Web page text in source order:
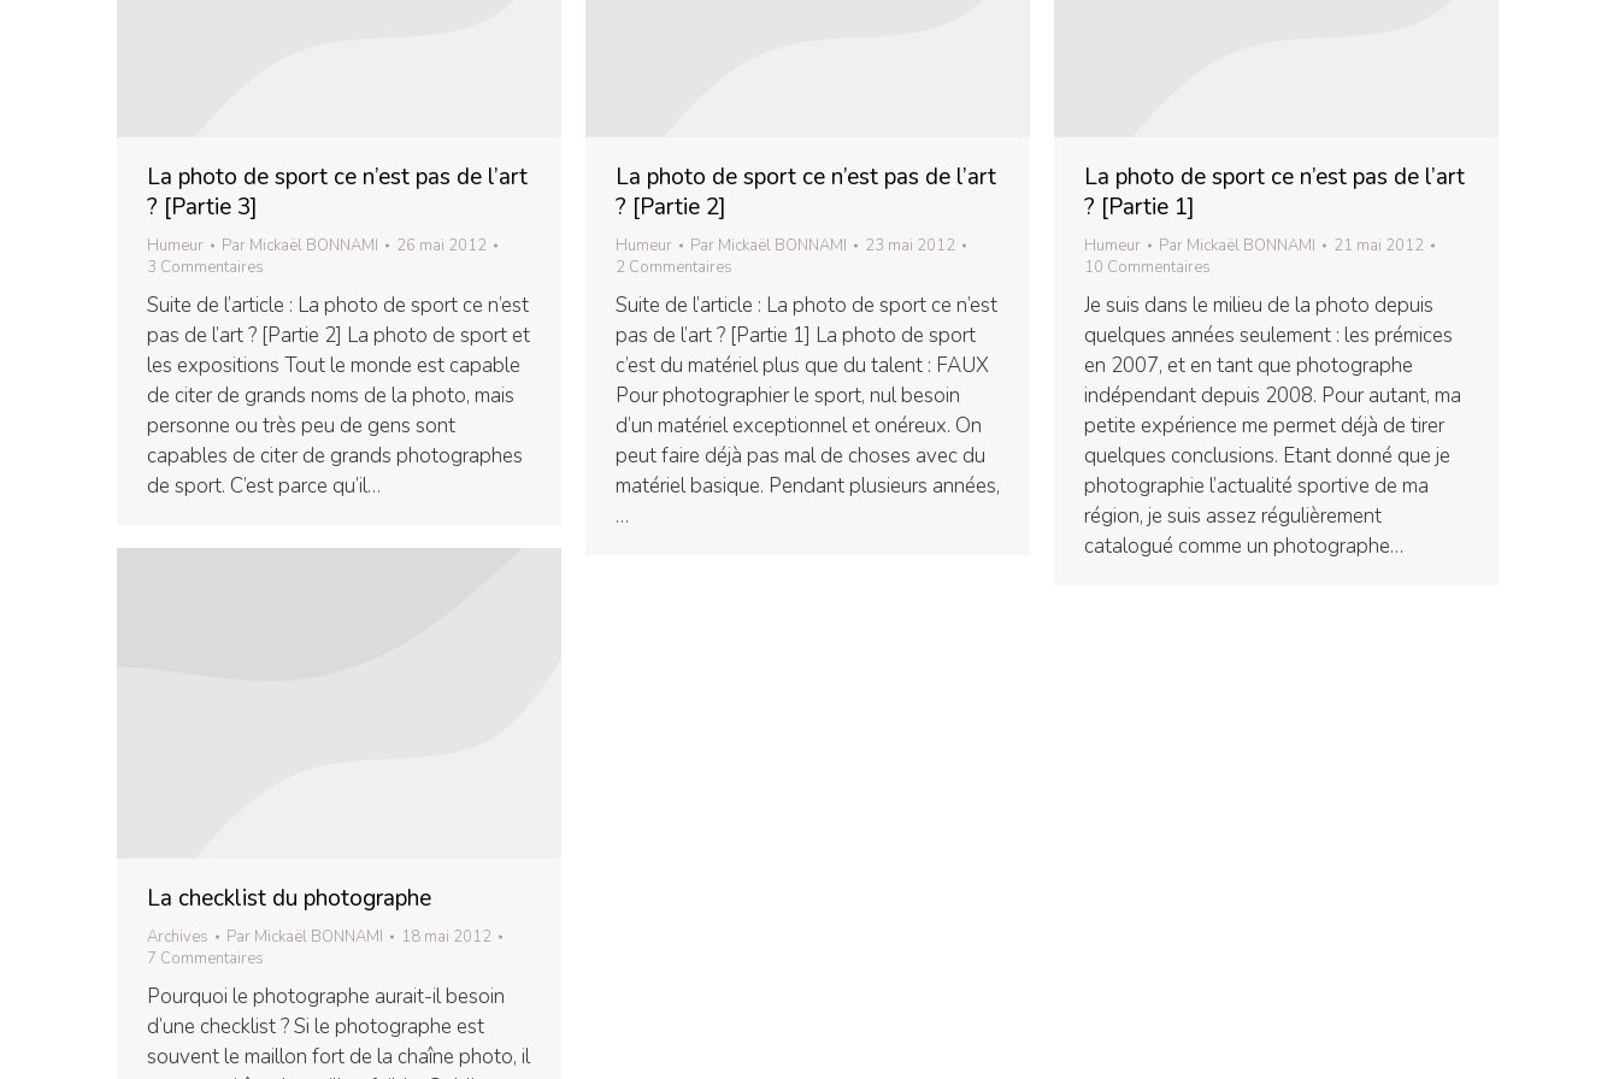
La photo de sport ce n’est pas de l’art
? [Partie 3]
Humeur Par Mickaël BONNAMI
26 mai 2012
3 Commentaires
Suite de l’article : La photo de sport ce n’est
pas de l’art ? [Partie 2] La photo de sport et
les expositions Tout le monde est capable
de citer de grands noms de la photo, mais
personne ou très peu de gens sont
capables de citer de grands photographes
de sport. C’est parce qu’il…
La photo de sport ce n’est pas de l’art
? [Partie 2]
Humeur Par Mickaël BONNAMI
23 mai 2012
2 Commentaires
Suite de l’article : La photo de sport ce n’est
pas de l’art ? [Partie 1] La photo de sport
c’est du matériel plus que du talent : FAUX
Pour photographier le sport, nul besoin
d’un matériel exceptionnel et onéreux. On
peut faire déjà pas mal de choses avec du
matériel basique. Pendant plusieurs années,
…
La photo de sport ce n’est pas de l’art
? [Partie 1]
Humeur Par Mickaël BONNAMI
21 mai 2012
10 Commentaires
Je suis dans le milieu de la photo depuis
quelques années seulement : les prémices
en 2007, et en tant que photographe
indépendant depuis 2008. Pour autant, ma
petite expérience me permet déjà de tirer
quelques conclusions. Etant donné que je
photographie l’actualité sportive de ma
région, je suis assez régulièrement
catalogué comme un photographe…
La checklist du photographe
Archives Par Mickaël BONNAMI
18 mai 2012
7 Commentaires
Pourquoi le photographe aurait-il besoin
d’une checklist ? Si le photographe est
souvent le maillon fort de la chaîne photo, il